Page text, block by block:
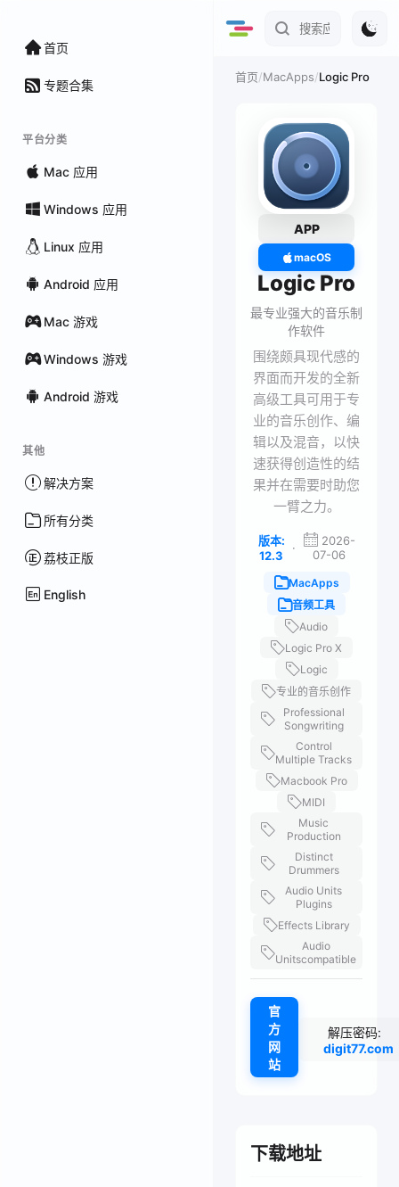
首页
专题合集
平台分类
Mac 应用
Windows 应用
Linux 应用
Android 应用
Mac 游戏
Windows 游戏
Android 游戏
其他
解决方案
所有分类
荔枝正版
English
首页/MacApps/Logic Pro
APP
macOS
Logic Pro
最专业强大的音乐制
作软件
围绕颇具现代感的
界面而开发的全新
高级工具可用于专
业的音乐创作、编
辑以及混音，以快
速获得创造性的结
果并在需要时助您
一臂之力。
版本:
12.3
·
2026-
07-06
MacApps
音频工具
Audio
Logic Pro X
Logic
专业的音乐创作
Professional
Songwriting
Control
Multiple Tracks
Macbook Pro
MIDI
Music
Production
Distinct
Drummers
Audio Units
Plugins
Effects Library
Audio
Unitscompatible
官
方
网
站
解压密码:
digit77.com
下载地址